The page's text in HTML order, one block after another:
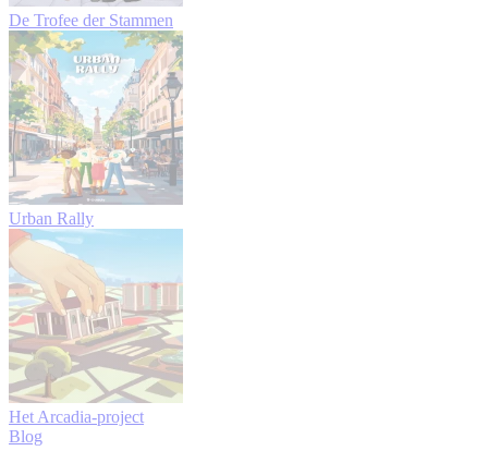
De Trofee der Stammen
Urban Rally
Het Arcadia-project
Blog